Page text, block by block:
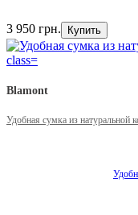
3 950 грн. Купить
Blamont
Удобная сумка из натуральной